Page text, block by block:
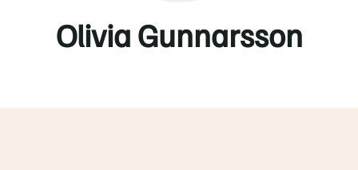
Olivia Gunnarsson